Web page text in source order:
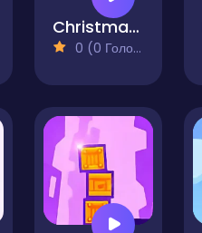
Christmas Bounce - Santa Mania
0 (0 Голосів)